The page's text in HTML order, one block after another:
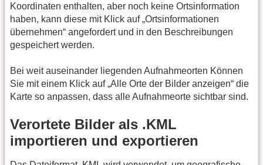
Koordinaten enthalten, aber noch keine Ortsinformation
haben, kann diese mit Klick auf „Ortsinformationen
übernehmen“ angefordert und in den Beschreibungen
gespeichert werden.
Bei weit auseinander liegenden Aufnahmeorten Können
Sie mit einem Klick auf „Alle Orte der Bilder anzeigen“ die
Karte so anpassen, dass alle Aufnahmeorte sichtbar sind.
Verortete Bilder als .KML
importieren und exportieren